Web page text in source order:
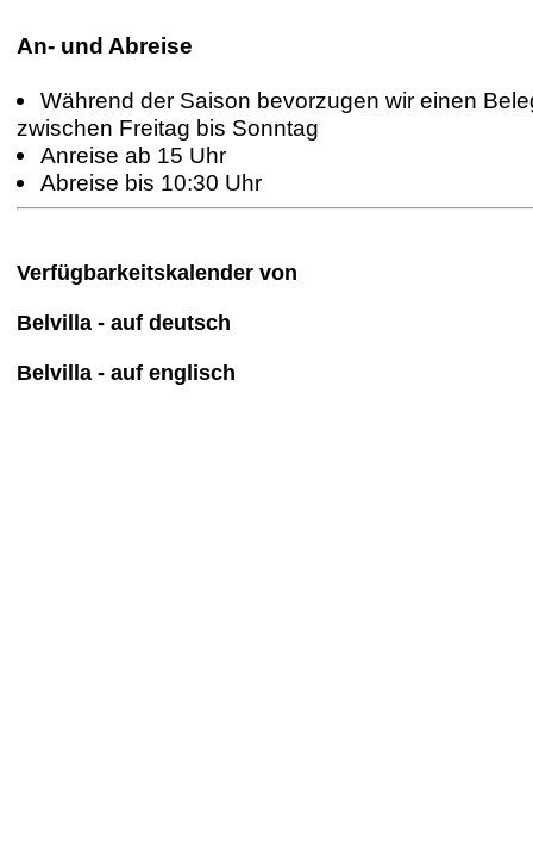
An- und Abreise
Während der Saison bevorzugen wir einen
zwischen Freitag bis Sonntag
Anreise ab 15 Uhr
Abreise bis 10:30 Uhr
Verfügbarkeitskalender von
Belvilla - auf deutsch
Belvilla - auf englisch